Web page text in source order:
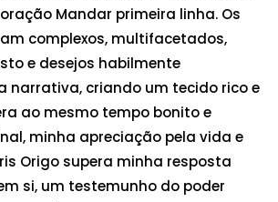
Mandar primeira linha. Os
complexos, multifacetados,
e desejos habilmente
narrativa, criando um tecido rico e
ao mesmo tempo bonito e
minha apreciação pela vida e
Origo supera minha resposta
si, um testemunho do poder